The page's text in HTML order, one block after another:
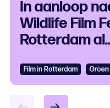
In aanloop
Wildlife Film
Rotterdam al
locaties
Film in Rotterdam Groen